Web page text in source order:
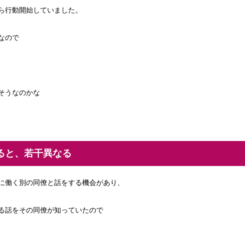
行動開始していました。
ので
うなのかな
と、若干異なる
く別の同僚と話をする機会があり、
話をその同僚が知っていたので